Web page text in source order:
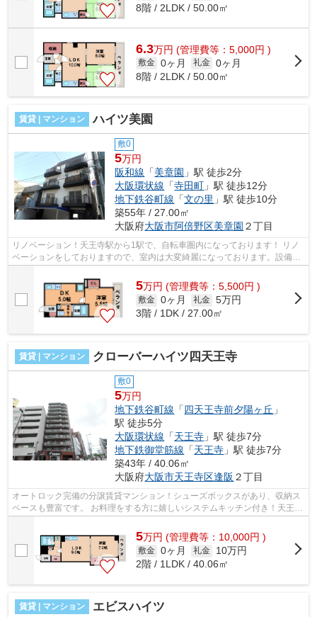
8階 / 2LDK / 50.00㎡
6.3万円 (管理費等：5,000円 )
敷金 0ヶ月 礼金 0ヶ月
8階 / 2LDK / 50.00㎡
賃貸 | マンション ハイツ美園
敷0
5万円
阪和線 「美章園 」駅 徒歩2分
大阪環状線 「寺田町 」駅 徒歩12分
地下鉄谷町線 「文の里 」駅 徒歩10分
築55年 / 27.00㎡
大阪府大阪市阿倍野区美章園 ２丁目
リノベーション！天王寺駅から1駅で、自転車圏内になっております！ リノ
ベーションをしておりますので、室内は大変綺麗になっております。設備は
全て新品ですよ！ ■□■□■□■□■□■□■□■□...
5万円 (管理費等：5,500円 )
敷金 0ヶ月 礼金 5万円
3階 / 1DK / 27.00㎡
賃貸 | マンション クローバーハイツ四天王寺
敷0
5万円
地下鉄谷町線 「四天王寺前夕陽ヶ丘 」
駅 徒歩5分
大阪環状線 「天王寺 」駅 徒歩7分
地下鉄御堂筋線 「天王寺 」駅 徒歩7分
築43年 / 40.06㎡
大阪府大阪市天王寺区逢阪 ２丁目
オートロック完備の分譲賃貸マンション！シューズボックスがあり、収納ス
ペースも豊富です。 お料理をする方に嬉しいシステムキッチン付き！天王寺
駅にも徒歩圏内で、買い物に便利な...
5万円 (管理費等：10,000円 )
敷金 0ヶ月 礼金
10万円
2階 / 1LDK / 40.06㎡
賃貸 | マンション エビスハイツ